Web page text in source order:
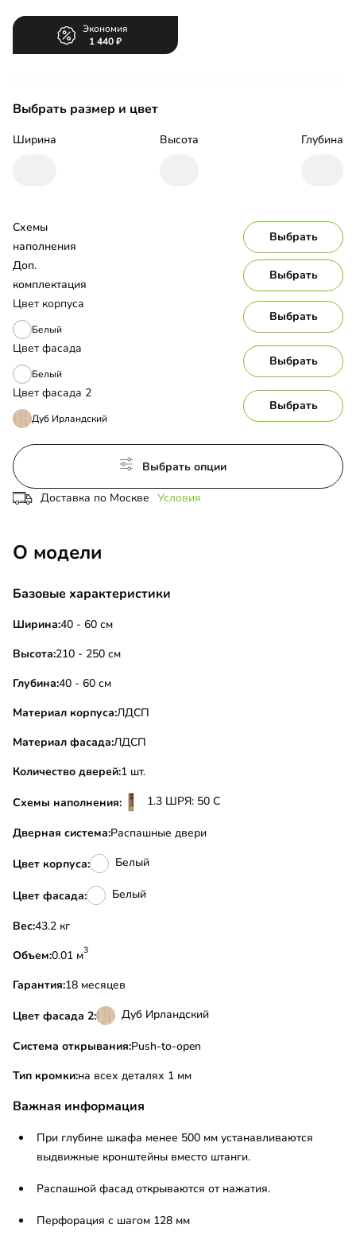
Экономия
1 440
Выбрать размер и цвет
Ширина Высота Глубина
Цвет корпуса
Белый
Выбрать
Цвет фасада
Белый
Выбрать
Цвет фасада 2
Дуб Ирландский
Выбрать
Схемы
наполнения
Выбрать
Доп.
комплектация
Выбрать
Выбрать опции
Доставка по Москве Условия
О модели
Базовые характеристики
Ширина:40 - 60 см
Высота:210 - 250 см
Глубина:40 - 60 см
Материал корпуса:ЛДСП
Материал фасада:ЛДСП
Количество дверей:1 шт.
Схемы наполнения: 1.3 ШРЯ: 50 С
Дверная система:Распашные двери
Цвет корпуса: Белый
Цвет фасада: Белый
Вес:
43.2 кг
Объем:
0.01 м3
Гарантия:18 месяцев
Цвет фасада 2: Дуб Ирландский
Система открывания:Push-to-open
Тип кромки:на всех деталях 1 мм
Важная информация
При глубине шкафа менее 500 мм устанавливаются
выдвижные кронштейны вместо штанги.
Распашной фасад открываются от нажатия.
Перфорация с шагом 128 мм